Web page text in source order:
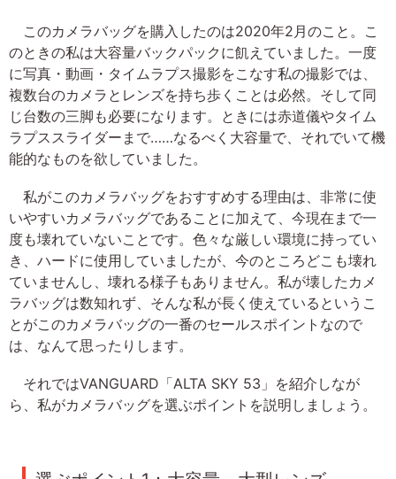
このカメラバッグを購入したのは2020年2月のこと。こ
のときの私は大容量バックパックに飢えていました。一度
に写真・動画・タイムラプス撮影をこなす私の撮影では、
複数台のカメラとレンズを持ち歩くことは必然。そして同
じ台数の三脚も必要になります。ときには赤道儀やタイム
ラプススライダーまで……なるべく大容量で、それでいて機
能的なものを欲していました。
私がこのカメラバッグをおすすめする理由は、非常に使
いやすいカメラバッグであることに加えて、今現在まで一
度も壊れていないことです。色々な厳しい環境に持ってい
き、ハードに使用していましたが、今のところどこも壊れ
ていませんし、壊れる様子もありません。私が壊したカメ
ラバッグは数知れず、そんな私が長く使えているというこ
とがこのカメラバッグの一番のセールスポイントなので
は、なんて思ったりします。
それではVANGUARD「ALTA SKY 53」を紹介しなが
ら、私がカメラバッグを選ぶポイントを説明しましょう。